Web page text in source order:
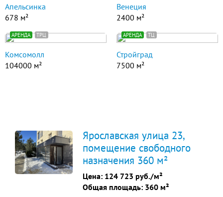
Апельсинка
678 м²
Венеция
2400 м²
АРЕНДА ТРЦ
Комсомолл
104000 м²
АРЕНДА ТЦ
Стройград
7500 м²
Ярославская улица 23,
помещение свободного
назначения 360 м²
Цена: 124 723 руб./м²
Общая площадь: 360 м²